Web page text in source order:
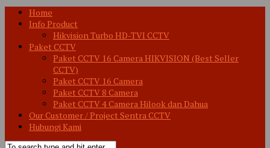
Home
Info Product
Hikvision Turbo HD-TVI CCTV
Paket CCTV
Paket CCTV 16 Camera HIKVISION (Best Seller
CCTV)
Paket CCTV 16 Camera
Paket CCTV 8 Camera
Paket CCTV 4 Camera Hilook dan Dahua
Our Customer / Project Sentra CCTV
Hubungi Kami